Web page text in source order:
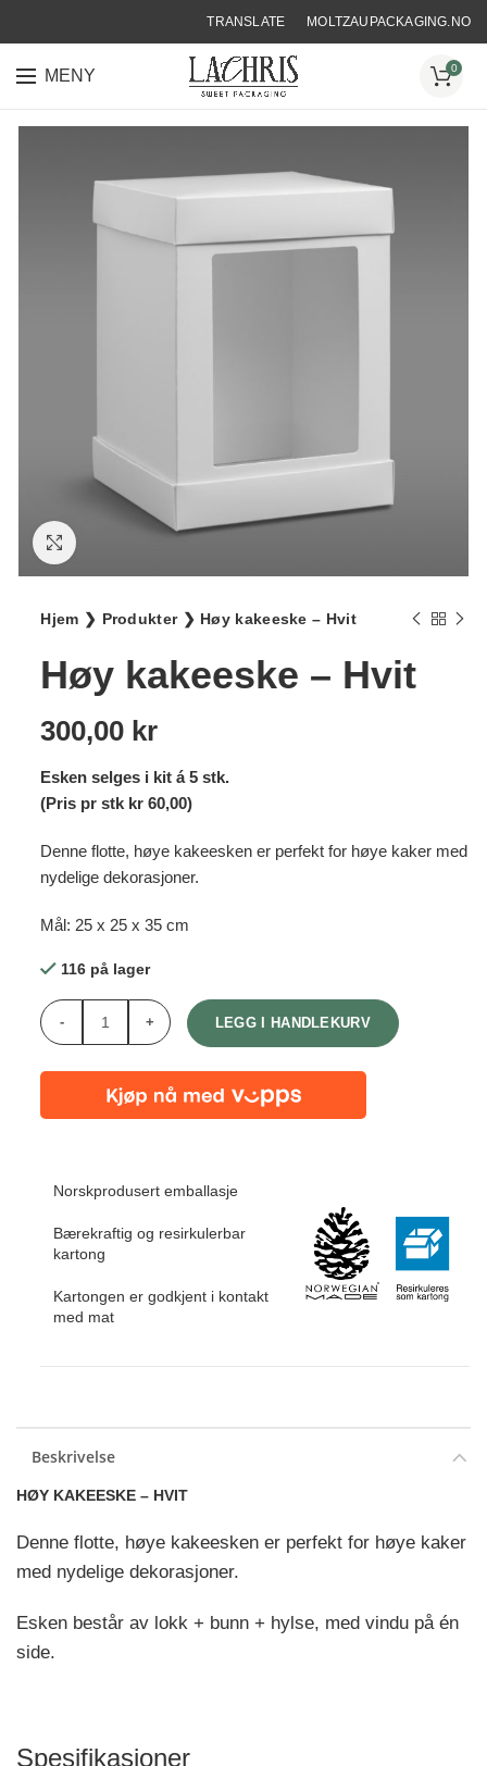
TRANSLATE MOLTZAUPACKAGING.NO
MENY 0
Hjem ❯ Produkter❯ Høy kakeeske – Hvit
Høy kakeeske – Hvit
300,00 kr
Esken selges i kit á 5 stk.
(Pris pr stk kr 60,00)
Denne flotte, høye kakeesken er perfekt for høye kaker med
nydelige dekorasjoner.
Mål: 25 x 25 x 35 cm
116 på lager
Antall
LEGG I HANDLEKURV
Norskprodusert emballasje
Bærekraftig og resirkulerbar
kartong
Kartongen er godkjent i kontakt
med mat
Beskrivelse
HØY KAKEESKE – HVIT
Denne flotte, høye kakeesken er perfekt for høye kaker
med nydelige dekorasjoner.
Esken består av lokk + bunn + hylse, med vindu på én
side.
Spesifikasjoner